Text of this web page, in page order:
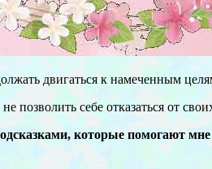
двигаться к намеченным
позволить себе отказаться от
которые помогают